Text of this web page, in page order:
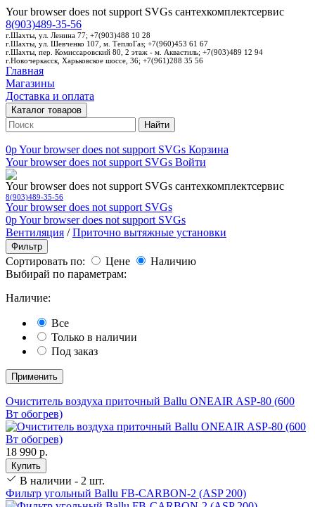
Your browser does not support SVGs сантехкомплектсервис
8(903)489-35-56
г.Шахты, ул. Ленина 77; +7(903)488 10 28
г.Шахты, ул. Шевченко 107, м. ТеплоГаз; +7(960)453 61 67
г.Шахты, пер. Комиссаровский 80, 2 этаж - м. Аквастиль; +7(903)489 12 94
г.Новочеркасск, Харьковское шоссе, 36; +7(961)288 35 56
Главная
Магазины
Доставка и оплата
Каталог товаров
Найти
0pYour browser does not support SVGs Корзина
Your browser does not support SVGs Войти
Your browser does not support SVGs сантехкомплектсервис
8(903)489-35-56
Your browser does not support SVGs
0pYour browser does not support SVGs
Вентиляция /Приточно вытяжные установки
Фильтр
Сортировать по: Цене
Наличию
Выбирай по параметрам:
Наличие:
Все
Только в наличии
Под заказ
Применить
Очиститель воздуха приточный Ballu ONEAIR ASP-80 (600
Вт обогрев)
18 990 р.
Купить
В наличии - 2 шт.
Фильтр угольный Ballu FB-CARBON-2 (ASP 200)